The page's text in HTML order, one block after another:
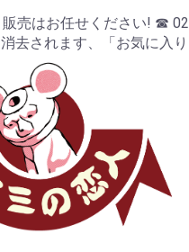
販売はお任せください! ☎
去されます、「お気に入